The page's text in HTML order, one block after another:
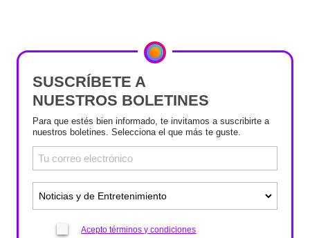
SUSCRÍBETE A
NUESTROS BOLETINES
Para que estés bien informado, te invitamos a suscribirte a
nuestros boletines. Selecciona el que más te guste.
Acepto términos y condiciones